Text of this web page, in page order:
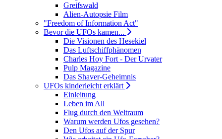
Greifswald
Alien-Autopsie Film
"Freedom of Information Act"
Bevor die UFOs kamen...
Die Visionen des Hesekiel
Das Luftschiffphänomen
Charles Hoy Fort - Der Urvater
Pulp Magazine
Das Shaver-Geheimnis
UFOs kinderleicht erklärt
Einleitung
Leben im All
Flug durch den Weltraum
Warum werden Ufos gesehen?
Den Ufos auf der Spur